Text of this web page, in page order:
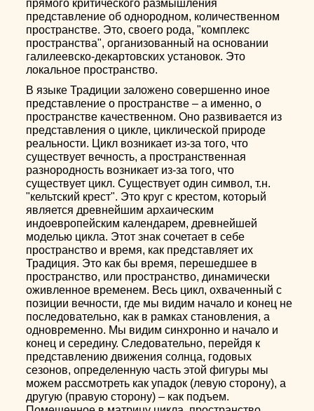
прямого критического размышления
представление об однородном, количественном
пространстве. Это, своего рода, "комплекс
пространства", организованный на основании
галилеевско-декартовских установок. Это
локальное пространство.
В языке Традиции заложено совершенно иное
представление о пространстве – а именно, о
пространстве качественном. Оно развивается из
представления о цикле, циклической природе
реальности. Цикл возникает из-за того, что
существует вечность, а пространственная
разнородность возникает из-за того, что
существует цикл. Существует один символ, т.н.
"кельтский крест". Это круг с крестом, который
является древнейшим архаическим
индоевропейским календарем, древнейшей
моделью цикла. Этот знак сочетает в себе
пространство и время, как представляет их
Традиция. Это как бы время, перешедшее в
пространство, или пространство, динамически
оживленное временем. Весь цикл, охваченный с
позиции вечности, где мы видим начало и конец не
последовательно, как в рамках становления, а
одновременно. Мы видим синхронно и начало и
конец и середину. Следовательно, перейдя к
представлению движения солнца, годовых
сезонов, определенную часть этой фигуры мы
можем рассмотреть как упадок (левую сторону), а
другую (правую сторону) – как подъем.